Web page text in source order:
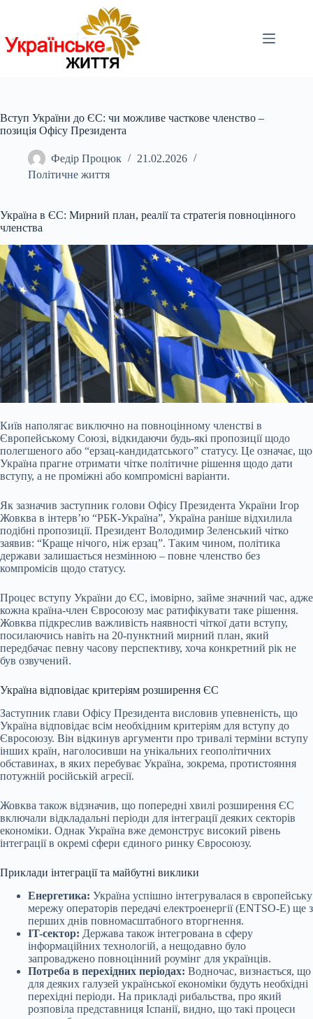
Вступ України до ЄС: чи можливе часткове членство –
позиція Офісу Президента
Федір Процюк
21.02.2026
Політичне життя
Україна в ЄС: Мирний план, реалії та стратегія повноцінного
членства
Київ наполягає виключно на повноцінному членстві в
Європейському Союзі, відкидаючи будь-які пропозиції щодо
полегшеного або “ерзац-кандидатського” статусу. Це означає, що
Україна прагне отримати чітке політичне рішення щодо дати
вступу, а не проміжні або компромісні варіанти.
Як зазначив заступник голови Офісу Президента України Ігор
Жовква в інтерв’ю “РБК-Україна”, Україна раніше відхилила
подібні пропозиції. Президент Володимир Зеленський чітко
заявив: “Краще нічого, ніж ерзац”. Таким чином, політика
держави залишається незмінною – повне членство без
компромісів щодо статусу.
Процес вступу України до ЄС, імовірно, займе значний час, адже
кожна країна-член Євросоюзу має ратифікувати таке рішення.
Жовква підкреслив важливість наявності чіткої дати вступу,
посилаючись навіть на 20-пунктний мирний план, який
передбачає певну часову перспективу, хоча конкретний рік не
був озвучений.
Україна відповідає критеріям розширення ЄС
Заступник глави Офісу Президента висловив упевненість, що
Україна відповідає всім необхідним критеріям для вступу до
Євросоюзу. Він відкинув аргументи про тривалі терміни вступу
інших країн, наголосивши на унікальних геополітичних
обставинах, в яких перебуває Україна, зокрема, протистояння
потужній російській агресії.
Жовква також відзначив, що попередні хвилі розширення ЄС
включали відкладальні періоди для інтеграції деяких секторів
економіки. Однак Україна вже демонструє високий рівень
інтеграції в окремі сфери єдиного ринку Євросоюзу.
Приклади інтеграції та майбутні виклики
Енергетика: Україна успішно інтегрувалася в європейську
мережу операторів передачі електроенергії (ENTSO-E) ще з
перших днів повномасштабного вторгнення.
IT-сектор: Держава також інтегрована в сферу
інформаційних технологій, а нещодавно було
запроваджено повноцінний роумінг для українців.
Потреба в перехідних періодах: Водночас, визнається, що
для деяких галузей української економіки будуть необхідні
перехідні періоди. На прикладі рибальства, про який
розповіла представниця Іспанії, видно, що такі процеси